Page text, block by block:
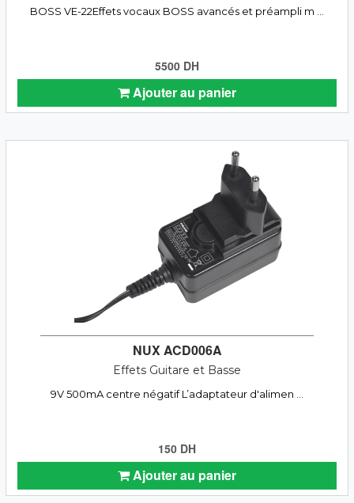
BOSS VE-22Effets vocaux BOSS avancés et préampli m ...
5500 DH
Ajouter au panier
NUX ACD006A
Effets Guitare et Basse
9V 500mA centre négatif L’adaptateur d'alimen ...
150 DH
Ajouter au panier